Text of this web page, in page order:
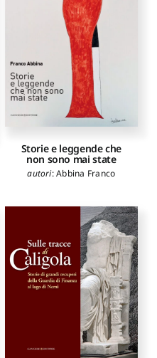
Storie e leggende che
non sono mai state
autori:Abbina Franco